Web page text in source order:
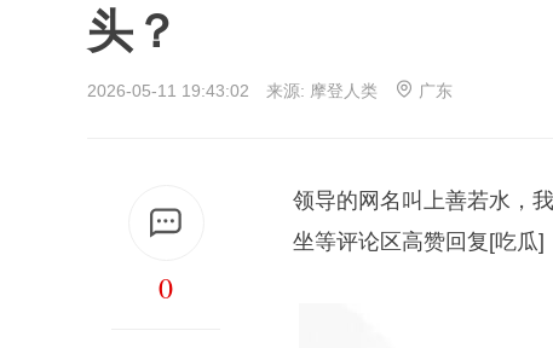
头？
2026-05-11 19:43:02 来源: 摩登人类 广东
0
领导的网名叫上善若水，
坐等评论区高赞回复[吃瓜]